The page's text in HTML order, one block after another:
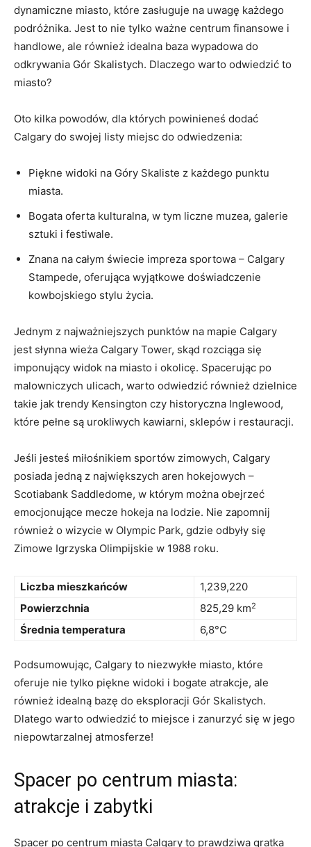
dynamiczne miasto, które zasługuje na uwagę każdego
podróżnika. ‌Jest to nie⁢ tylko ważne centrum finansowe i
handlowe, ‍ale​ również idealna baza wypadowa do
‍odkrywania Gór Skalistych. Dlaczego warto odwiedzić to
miasto?
Oto kilka powodów, dla których powinieneś ⁢dodać
Calgary do swojej listy miejsc do odwiedzenia:
Piękne ​widoki na Góry Skaliste z ‍każdego punktu
miasta.
Bogata oferta kulturalna, w tym liczne muzea, galerie
sztuki i ⁤festiwale.
Znana na⁢ całym świecie ​impreza sportowa – Calgary
Stampede, oferująca wyjątkowe doświadczenie
kowbojskiego stylu życia.
Jednym z najważniejszych punktów na mapie Calgary
jest słynna wieża Calgary Tower, skąd rozciąga ⁣się
imponujący ‍widok ⁣na miasto i okolicę. Spacerując po
malowniczych ulicach, warto odwiedzić również dzielnice
takie jak trendy Kensington czy historyczna Inglewood,
które‍ pełne są urokliwych kawiarni,​ sklepów i restauracji.
Jeśli jesteś miłośnikiem sportów zimowych, Calgary
posiada jedną z największych aren hokejowych⁢ –
Scotiabank Saddledome, w którym ​można ⁢obejrzeć
emocjonujące mecze ⁣hokeja na lodzie. Nie zapomnij
również o ⁤wizycie w Olympic Park, gdzie odbyły się
Zimowe Igrzyska Olimpijskie w 1988 roku.
Liczba mieszkańców
1,239,220
Powierzchnia
825,29 km2
Średnia temperatura 6,8°C
Podsumowując, Calgary to niezwykłe miasto, które
oferuje nie tylko piękne widoki i bogate atrakcje, ale
również idealną bazę ⁤do⁣ eksploracji Gór ⁢Skalistych.‌
Dlatego warto ​odwiedzić to ‍miejsce i zanurzyć się w jego
niepowtarzalnej atmosferze!
Spacer​ po centrum miasta:
atrakcje⁤ i zabytki
Spacer po centrum miasta Calgary to prawdziwa gratka